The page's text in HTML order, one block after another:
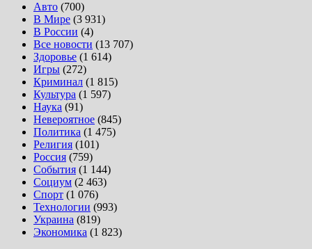
Авто (700)
В Мире (3 931)
В России (4)
Все новости (13 707)
Здоровье (1 614)
Игры (272)
Криминал (1 815)
Культура (1 597)
Наука (91)
Невероятное (845)
Политика (1 475)
Религия (101)
Россия (759)
События (1 144)
Социум (2 463)
Спорт (1 076)
Технологии (993)
Украина (819)
Экономика (1 823)